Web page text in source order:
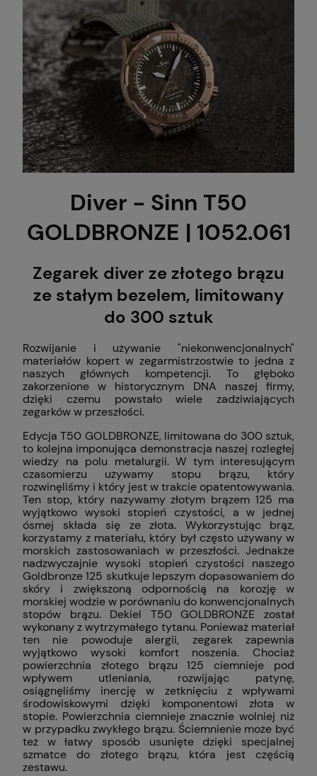
Diver - Sinn T50
GOLDBRONZE | 1052.061
Zegarek diver ze złotego brązu
ze stałym bezelem, limitowany
do 300 sztuk
Rozwijanie i używanie "niekonwencjonalnych"
materiałów kopert w zegarmistrzostwie to jedna z
naszych głównych kompetencji. To głęboko
zakorzenione w historycznym DNA naszej firmy,
dzięki czemu powstało wiele zadziwiających
zegarków w przeszłości.
Edycja T50 GOLDBRONZE, limitowana do 300 sztuk,
to kolejna imponująca demonstracja naszej rozległej
wiedzy na polu metalurgii. W tym interesującym
czasomierzu używamy stopu brązu, który
rozwinęliśmy i który jest w trakcie opatentowywania.
Ten stop, który nazywamy złotym brązem 125 ma
wyjątkowo wysoki stopień czystości, a w jednej
ósmej składa się ze złota. Wykorzystując brąz,
korzystamy z materiału, który był często używany w
morskich zastosowaniach w przeszłości. Jednakże
nadzwyczajnie wysoki stopień czystości naszego
Goldbronze 125 skutkuje lepszym dopasowaniem do
skóry i zwiększoną odpornością na korozję w
morskiej wodzie w porównaniu do konwencjonalnych
stopów brązu. Dekiel T50 GOLDBRONZE został
wykonany z wytrzymałego tytanu. Ponieważ materiał
ten nie powoduje alergii, zegarek zapewnia
wyjątkowo wysoki komfort noszenia. Chociaż
powierzchnia złotego brązu 125 ciemnieje pod
wpływem utleniania, rozwijając patynę,
osiągnęliśmy inercję w zetknięciu z wpływami
środowiskowymi dzięki komponentowi złota w
stopie. Powierzchnia ciemnieje znacznie wolniej niż
w przypadku zwykłego brązu. Ściemnienie może być
też w łatwy sposób usunięte dzięki specjalnej
szmatce do złotego brązu, która jest częścią
zestawu.